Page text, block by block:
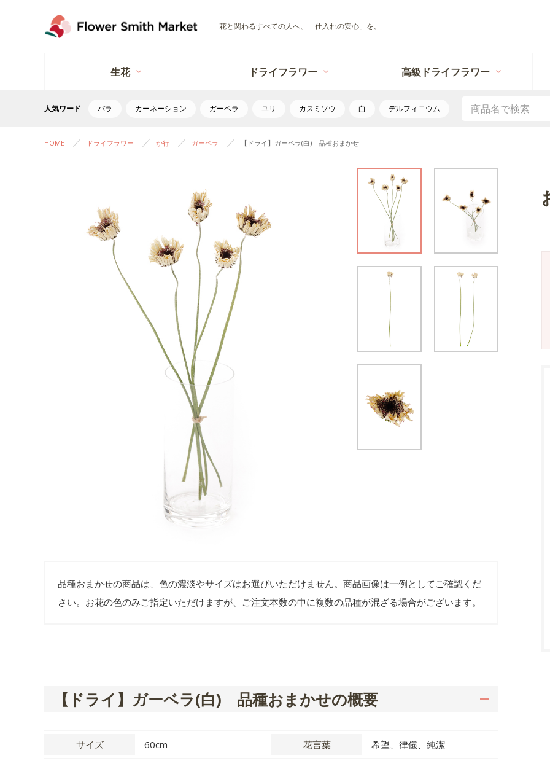
花と関わるすべての人へ、「仕入れの安心」を。
生花 ドライフラワー 高級ドライフラワー
人気ワード バラ カーネーション ガーベラ ユリ カスミソウ 白 デルフィニウム
HOME ドライフラワー か行 ガーベラ 【ドライ】ガーベラ(白) 品種おまかせ
品種おまかせの商品は、色の濃淡やサイズはお選びいただけません。商品画像は一例としてご確認くだ
さい。お花の色のみご指定いただけますが、ご注文本数の中に複数の品種が混ざる場合がございます。
【ドライ】ガーベラ(白) 品種おまかせの概要
サイズ 60cm 花言葉 希望、律儀、純潔